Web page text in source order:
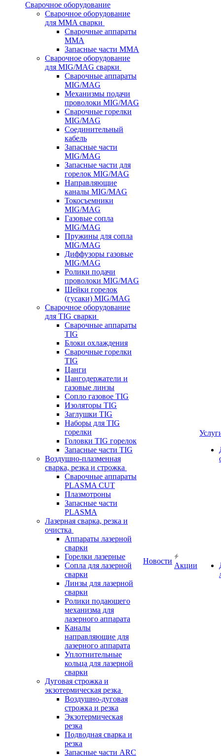
Сварочное оборудование
Сварочное оборудование
для MMA сварки
Сварочные аппараты
MMA
Запасные части MMA
Сварочное оборудование
для MIG/MAG сварки
Сварочные аппараты
MIG/MAG
Механизмы подачи
проволоки MIG/MAG
Сварочные горелки
MIG/MAG
Соединительный
кабель
Запасные части
MIG/MAG
Запасные части для
горелок MIG/MAG
Направляющие
каналы MIG/MAG
Токосъемники
MIG/MAG
Газовые сопла
MIG/MAG
Пружины для сопла
MIG/MAG
Диффузоры газовые
MIG/MAG
Ролики подачи
проволоки MIG/MAG
Шейки горелок
(гусаки) MIG/MAG
Сварочное оборудование
для TIG сварки
Сварочные аппараты
TIG
Блоки охлаждения
Сварочные горелки
TIG
Цанги
Цангодержатели и
газовые линзы
Сопло газовое TIG
Изоляторы TIG
Заглушки TIG
Наборы для TIG
горелки
Головки TIG горелок
Запасные части TIG
Воздушно-плазменная
сварка, резка и строжка
Сварочные аппараты
PLASMA CUT
Плазмотроны
Запасные части
PLASMA
Лазерная сварка, резка и
очистка
Аппараты лазерной
сварки
Горелки лазерные
Сопла для лазерной
сварки
Линзы для лазерной
сварки
Ролики подающего
механизма для
лазерного аппарата
Каналы
направляющие для
лазерного аппарата
Уплотнительные
кольца для лазерной
сварки
Дуговая строжка и
экзотермическая резка
Воздушно-дуговая
строжка и резка
Экзотермическая
резка
Подводная сварка и
резка
Запасные части ARC
Новости
Акции